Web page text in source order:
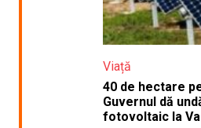
Viață
40 de hectare
Guvernul dă
fotovoltaic la